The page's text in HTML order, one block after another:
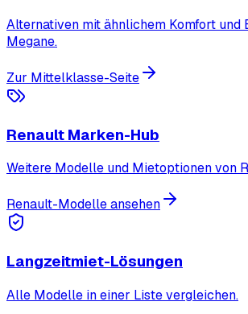
Alternativen mit ähnlichem Komfort und
Megane.
Zur Mittelklasse-Seite
Renault Marken-Hub
Weitere Modelle und Mietoptionen von
Renault-Modelle ansehen
Langzeitmiet-Lösungen
Alle Modelle in einer Liste vergleichen.